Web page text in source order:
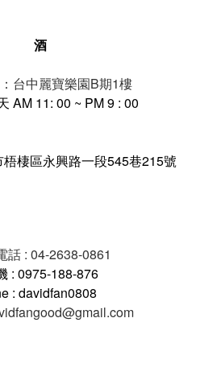
酒
台中麗寶樂園B期1樓
AM 11: 00 ~ PM 9 : 00
棲區永興路一段545巷215號
話 : 04-2638-0861
: 0975-188-876
: davidfan0808